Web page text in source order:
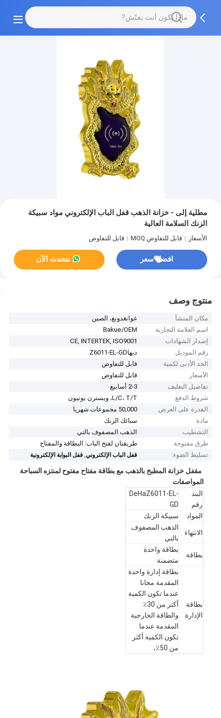
مطلية إلى - خزانة الذهب قفل الباب الإلكتروني مواد سبيكة
الزنك السلامة العالية
الأسعار：قابل للتفاوض MOQ：قابل للتفاوض
افضل سعر نتحدث الآن
منتوج وصف
مكان المنشأ
غوانغدونغ، الصين
اسم العلامة التجارية
Bakue/OEM
إصدار الشهادات
CE, INTERTEK, ISO9001
رقم الموديل
ديهاZ6011-EL-GD
الحد الأدنى لكمية
قابل للتفاوض
الأسعار
قابل للتفاوض
تفاصيل التغليف
2-3 أسابيع
شروط الدفع
L/C، T/T، ويسترن يونيون
القدرة على العرض
50,000 مجموعات شهريا
مادة
سبائك الزنك
التشطيب
الذهب المصفوف بالتي
طرق مفتوحة
طريقتان لفتح الباب: البطاقة والمفتاح
تسليط الضوء:
قفل الباب الإلكتروني,قفل البوابة الإلكترونية
مقفل خزانة المطبخ بالذهب مع بطاقة مفتاح مفتوح لمنتزه السباحة
المواصفات
البند
رقم
DeHaZ6011-EL-
GD
المواد
سبيكة الزنك
الانتهاء
الذهب المصفوف
بالتي
بطاقة
بطاقة واحدة
متضمنة
بطاقة
الإدارة
بطاقة إدارة واحدة
المقدمة مجانا
عندما تكون الكمية
أكثر من 30٪
والطاقة الخارجية
المقدمة عندما
تكون الكمية أكثر
من 50٪،